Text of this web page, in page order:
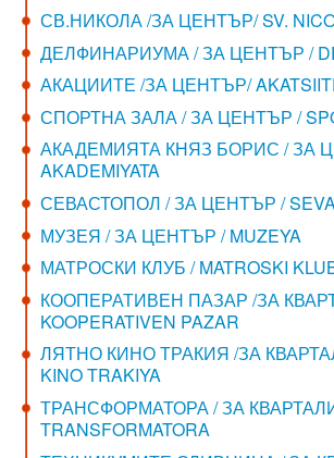
СВ.НИКОЛА /ЗА ЦЕНТЪР/ SV.
ДЕЛФИНАРИУМА / ЗА ЦЕНТЪР /
АКАЦИИТЕ /ЗА ЦЕНТЪР/
СПОРТНА ЗАЛА / ЗА ЦЕНТЪР /
АКАДЕМИЯТА КНЯЗ БОРИС / ЗА
AKADEMIYATA
СЕВАСТОПОЛ / ЗА ЦЕНТЪР /
МУЗЕЯ / ЗА ЦЕНТЪР / MUZEYA
МАТРОСКИ КЛУБ / MATROSKI
КООПЕРАТИВЕН ПАЗАР /ЗА
KOOPERATIVEN PAZAR
ЛЯТНО КИНО ТРАКИЯ /ЗА
KINO TRAKIYA
ТРАНСФОРМАТОРА / ЗА
TRANSFORMATORA